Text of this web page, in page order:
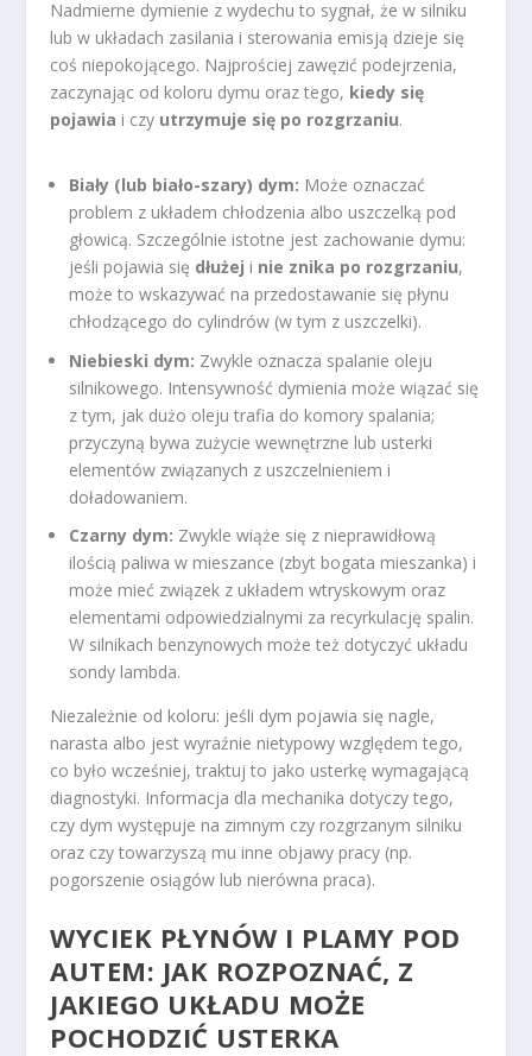
Nadmierne dymienie z wydechu to sygnał, że w silniku
lub w układach zasilania i sterowania emisją dzieje się
coś niepokojącego. Najprościej zawęzić podejrzenia,
zaczynając od koloru dymu oraz tego, kiedy się
pojawia i czy utrzymuje się po rozgrzaniu.
Biały (lub biało-szary) dym: Może oznaczać
problem z układem chłodzenia albo uszczelką pod
głowicą. Szczególnie istotne jest zachowanie dymu:
jeśli pojawia się dłużej i nie znika po rozgrzaniu,
może to wskazywać na przedostawanie się płynu
chłodzącego do cylindrów (w tym z uszczelki).
Niebieski dym: Zwykle oznacza spalanie oleju
silnikowego. Intensywność dymienia może wiązać się
z tym, jak dużo oleju trafia do komory spalania;
przyczyną bywa zużycie wewnętrzne lub usterki
elementów związanych z uszczelnieniem i
doładowaniem.
Czarny dym: Zwykle wiąże się z nieprawidłową
ilością paliwa w mieszance (zbyt bogata mieszanka) i
może mieć związek z układem wtryskowym oraz
elementami odpowiedzialnymi za recyrkulację spalin.
W silnikach benzynowych może też dotyczyć układu
sondy lambda.
Niezależnie od koloru: jeśli dym pojawia się nagle,
narasta albo jest wyraźnie nietypowy względem tego,
co było wcześniej, traktuj to jako usterkę wymagającą
diagnostyki. Informacja dla mechanika dotyczy tego,
czy dym występuje na zimnym czy rozgrzanym silniku
oraz czy towarzyszą mu inne objawy pracy (np.
pogorszenie osiągów lub nierówna praca).
WYCIEK PŁYNÓW I PLAMY POD
AUTEM: JAK ROZPOZNAĆ, Z
JAKIEGO UKŁADU MOŻE
POCHODZIĆ USTERKA